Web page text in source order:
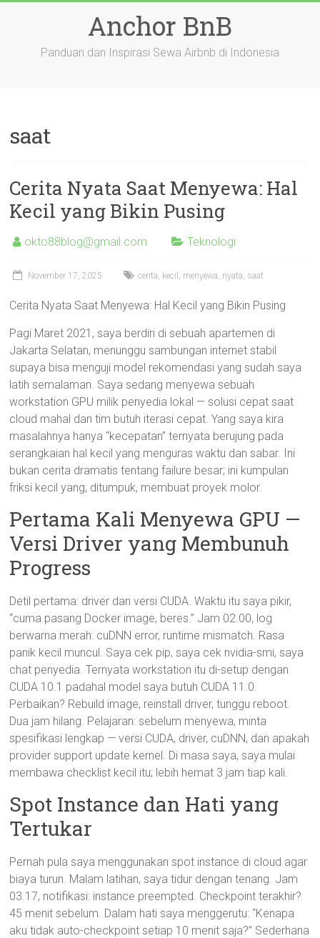
Anchor BnB
Panduan dan Inspirasi Sewa Airbnb di Indonesia
saat
Cerita Nyata Saat Menyewa: Hal
Kecil yang Bikin Pusing
okto88blog@gmail.com Teknologi
November 17, 2025 cerita, kecil , menyewa, nyata, saat
Cerita Nyata Saat Menyewa: Hal Kecil yang Bikin Pusing
Pagi Maret 2021, saya berdiri di sebuah apartemen di
Jakarta Selatan, menunggu sambungan internet stabil
supaya bisa menguji model rekomendasi yang sudah saya
latih semalaman. Saya sedang menyewa sebuah
workstation GPU milik penyedia lokal — solusi cepat saat
cloud mahal dan tim butuh iterasi cepat. Yang saya kira
masalahnya hanya “kecepatan” ternyata berujung pada
serangkaian hal kecil yang menguras waktu dan sabar. Ini
bukan cerita dramatis tentang failure besar; ini kumpulan
friksi kecil yang, ditumpuk, membuat proyek molor.
Pertama Kali Menyewa GPU —
Versi Driver yang Membunuh
Progress
Detil pertama: driver dan versi CUDA. Waktu itu saya pikir,
“cuma pasang Docker image, beres.” Jam 02.00, log
berwarna merah: cuDNN error, runtime mismatch. Rasa
panik kecil muncul. Saya cek pip, saya cek nvidia-smi, saya
chat penyedia. Ternyata workstation itu di-setup dengan
CUDA 10.1 padahal model saya butuh CUDA 11.0.
Perbaikan? Rebuild image, reinstall driver, tunggu reboot.
Dua jam hilang. Pelajaran: sebelum menyewa, minta
spesifikasi lengkap — versi CUDA, driver, cuDNN, dan apakah
provider support update kernel. Di masa saya, saya mulai
membawa checklist kecil itu; lebih hemat 3 jam tiap kali.
Spot Instance dan Hati yang
Tertukar
Pernah pula saya menggunakan spot instance di cloud agar
biaya turun. Malam latihan, saya tidur dengan tenang. Jam
03.17, notifikasi: instance preempted. Checkpoint terakhir?
45 menit sebelum. Dalam hati saya menggerutu: “Kenapa
aku tidak auto-checkpoint setiap 10 menit saja?” Sederhana